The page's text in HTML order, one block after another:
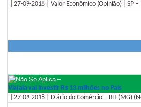
| 27-09-2018 | Valor Econômico (Opinião) | SP –
–
Viajala vai investir R$ 13 milhões no País
| 27-09-2018 | Diário do Comércio – BH (MG)